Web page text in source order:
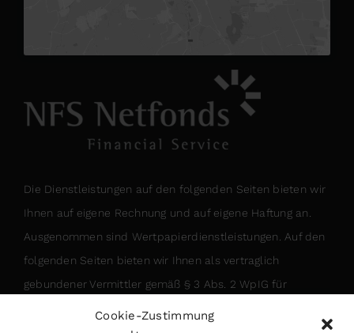
Cookie-Zustimmung
Die Dienstleistungen auf den folgenden Seiten bieten wir
Ihnen auf eigene Rechnung und auf eigene Haftung an.
Ausgenommen sind Wertpapierdienstleistungen.Auf den
folgenden Seiten bieten wir Ihnen als vertraglich
gebundener Vermittler gemäß § 3 Abs. 2 WpIG für
Rechnung und unter der Haftung der NFS Netfonds